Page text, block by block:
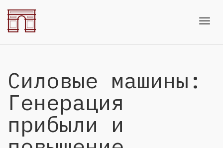
Силовые машины:
Генерация
прибыли и